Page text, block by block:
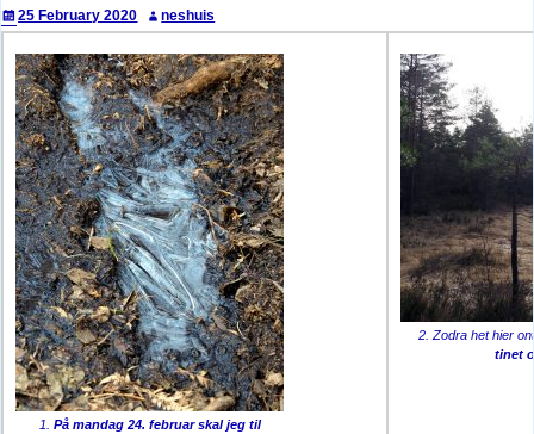
25 February 2020 neshuis
1. På mandag 24. februar skal jeg til
2. Zodra het hier
tinet